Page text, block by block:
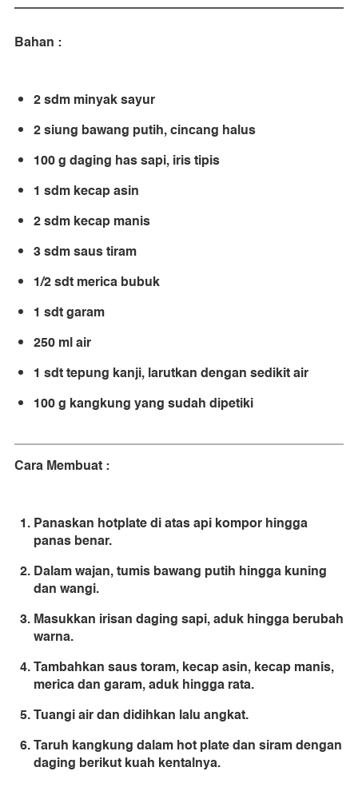
Bahan :
2 sdm minyak sayur
2 siung bawang putih, cincang halus
100 g daging has sapi, iris tipis
1 sdm kecap asin
2 sdm kecap manis
3 sdm saus tiram
1/2 sdt merica bubuk
1 sdt garam
250 ml air
1 sdt tepung kanji, larutkan dengan sedikit air
100 g kangkung yang sudah dipetiki
Cara Membuat :
Panaskan hotplate di atas api kompor hingga
panas benar.
Dalam wajan, tumis bawang putih hingga kuning
dan wangi.
Masukkan irisan daging sapi, aduk hingga berubah
warna.
Tambahkan saus toram, kecap asin, kecap manis,
merica dan garam, aduk hingga rata.
Tuangi air dan didihkan lalu angkat.
Taruh kangkung dalam hot plate dan siram dengan
daging berikut kuah kentalnya.